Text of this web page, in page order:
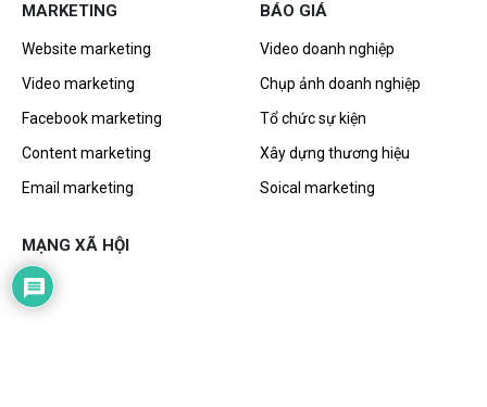
MARKETING
Website marketing
Video marketing
Facebook marketing
Content marketing
Email marketing
BÁO GIÁ
Video doanh nghiệp
Chụp ảnh doanh nghiệp
Tổ chức sự kiện
Xây dựng thương hiệu
Soical marketing
MẠNG XÃ HỘI